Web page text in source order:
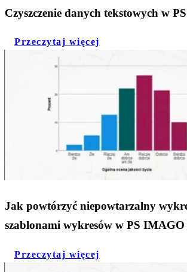
Czyszczenie danych tekstowych w
Przeczytaj więcej
Jak powtórzyć niepowtarzalny
szablonami wykresów w PS IMAGO
Przeczytaj więcej